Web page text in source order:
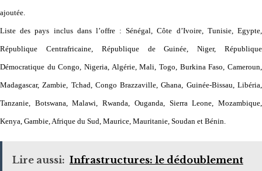
ajoutée.
Liste des pays inclus dans l’offre : Sénégal, Côte d’Ivoire, Tunisie, Egypte,
République Centrafricaine, République de Guinée, Niger, République
Démocratique du Congo, Nigeria, Algérie, Mali, Togo, Burkina Faso, Cameroun,
Madagascar, Zambie, Tchad, Congo Brazzaville, Ghana, Guinée-Bissau, Libéria,
Tanzanie, Botswana, Malawi, Rwanda, Ouganda, Sierra Leone, Mozambique,
Kenya, Gambie, Afrique du Sud, Maurice, Mauritanie, Soudan et Bénin.
Lire aussi: Infrastructures: le dédoublement